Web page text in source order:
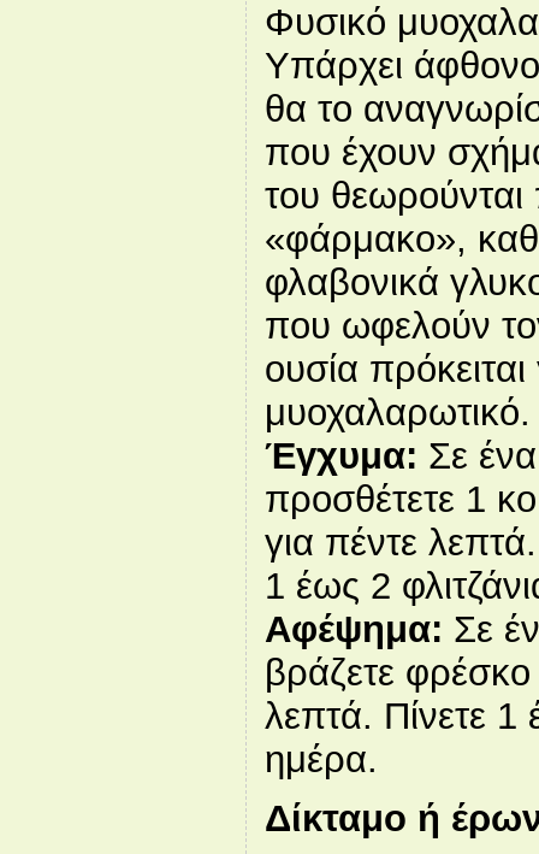
Φυσικό
Υπάρχει
θα το
που έχουν
του θεωρούνται
«φάρμακο»,
φλαβονικά
που ωφελούν
ουσία
μυοχαλαρωτικό.
Έγχυμα: Σε
προσθέτετε 1
για πέντε λεπτά.
1 έως 2
Αφέψημα: Σε
βράζετε φρέσκο
λεπτά. Πίνετε 1
ημέρα.
Δίκταμο ή